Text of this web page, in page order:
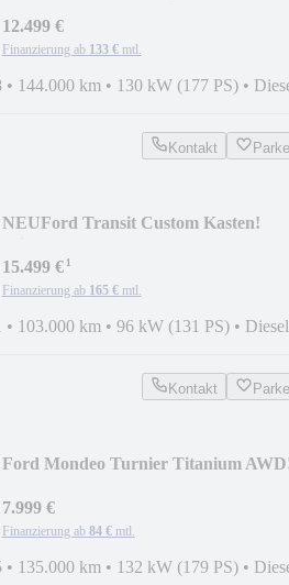
12.499 €
Finanzierung ab 133 € mtl.
• 144.000 km • 130 kW (177 PS) •
Kontakt
NEUFord Transit Custom Kasten!
15.499 €¹
Finanzierung ab 165 € mtl.
• 103.000 km • 96 kW (131 PS) • Diesel
Kontakt
Ford Mondeo Turnier Titanium
7.999 €
Finanzierung ab 84 € mtl.
• 135.000 km • 132 kW (179 PS) •